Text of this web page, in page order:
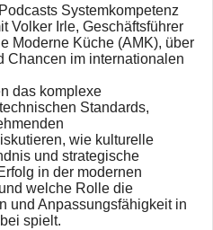
Systemkompetenz
Volker Irle, Geschäftsführer
Moderne Küche (AMK), über
Chancen im internationalen
das komplexe
Standards,
wie kulturelle
und strategische
in der modernen
welche Rolle die
und Anpassungsfähigkeit in
spielt.